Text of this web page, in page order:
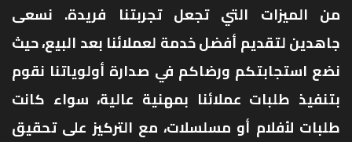
من الميزات التي تجعل تجربتنا فريدة. نسعى
جاهدين لتقديم أفضل خدمة لعملائنا بعد البيع، حيث
نضع استجابتكم ورضاكم في صدارة أولوياتنا نقوم
بتنفيذ طلبات عملائنا بمهنية عالية، سواء كانت
طلبات لأفلام أو مسلسلات، مع التركيز على تحقيق